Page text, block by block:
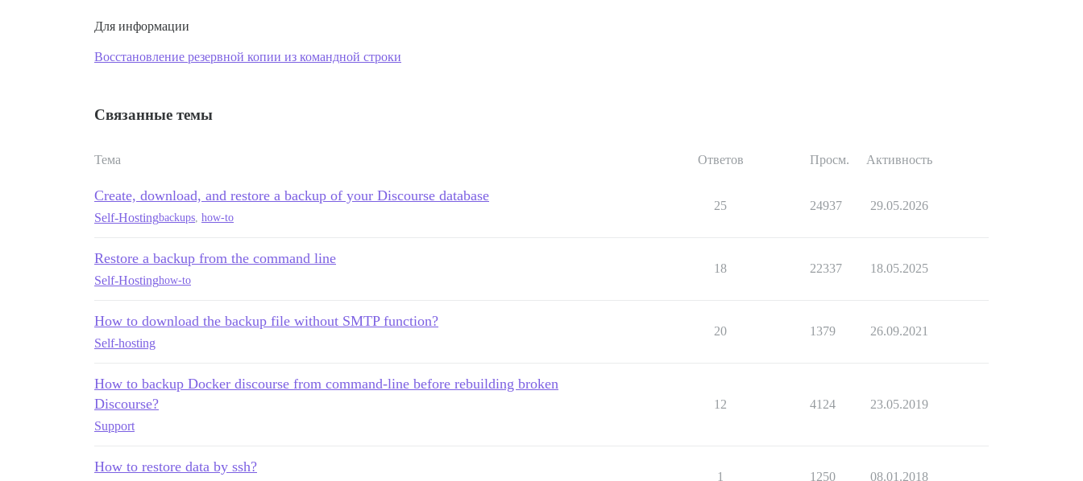
Для информации
Восстановление резервной копии из командной строки
Связанные темы
Тема Ответов Просм. Активность
Create, download, and restore a backup of your Discourse database
Self-Hostingbackups, how-to
25 24937 29.05.2026
Restore a backup from the command line
Self-Hostinghow-to
18 22337 18.05.2025
How to download the backup file without SMTP function?
Self-hosting
20 1379 26.09.2021
How to backup Docker discourse from command-line before rebuilding broken
Discourse?
Support
12 4124 23.05.2019
How to restore data by ssh?
1 1250 08.01.2018